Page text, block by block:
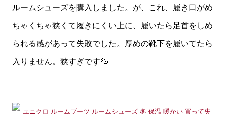
ルームシューズを購入しました。が、これ、履き口がめ
ちゃくちゃ狭くて履きにくい上に、履いたら足首をしめ
られる感があって失敗でした。厚めの靴下を履いてたら
入りません。狭すぎです💦